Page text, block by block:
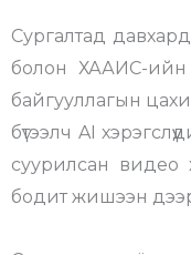
Сургалтад
болон ХААИС-ийн
байгууллагын
бүтээлч AI
суурилсан видео
бодит жишээн